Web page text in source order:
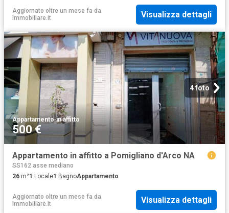
Aggiornato oltre un mese fa da
Immobiliare.it
Visualizza dettagli
4 foto
Appartamento·in affitto
500 €
Appartamento in affitto a Pomigliano d'Arco NA
SS162 asse mediano
26 m²1 Locale1 BagnoAppartamento
Aggiornato oltre un mese fa da
Immobiliare.it
Visualizza dettagli